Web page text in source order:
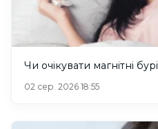
Чи очікувати магнітні
02 сер. 2026 18:55